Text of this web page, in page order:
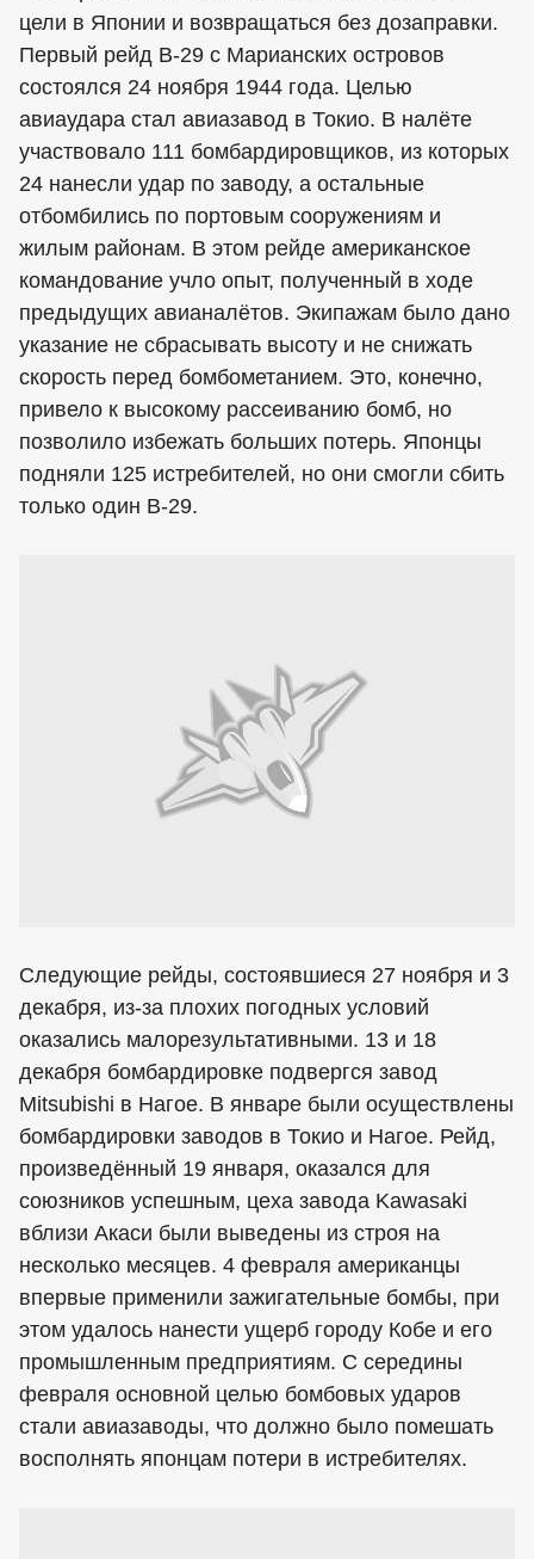
цели в Японии и возвращаться без дозаправки.
Первый рейд В-29 с Марианских островов
состоялся 24 ноября 1944 года. Целью
авиаудара стал авиазавод в Токио. В налёте
участвовало 111 бомбардировщиков, из которых
24 нанесли удар по заводу, а остальные
отбомбились по портовым сооружениям и
жилым районам. В этом рейде американское
командование учло опыт, полученный в ходе
предыдущих авианалётов. Экипажам было дано
указание не сбрасывать высоту и не снижать
скорость перед бомбометанием. Это, конечно,
привело к высокому рассеиванию бомб, но
позволило избежать больших потерь. Японцы
подняли 125 истребителей, но они смогли сбить
только один B-29.
Следующие рейды, состоявшиеся 27 ноября и 3
декабря, из-за плохих погодных условий
оказались малорезультативными. 13 и 18
декабря бомбардировке подвергся завод
Mitsubishi в Нагое. В январе были осуществлены
бомбардировки заводов в Токио и Нагое. Рейд,
произведённый 19 января, оказался для
союзников успешным, цеха завода Kawasaki
вблизи Акаси были выведены из строя на
несколько месяцев. 4 февраля американцы
впервые применили зажигательные бомбы, при
этом удалось нанести ущерб городу Кобе и его
промышленным предприятиям. С середины
февраля основной целью бомбовых ударов
стали авиазаводы, что должно было помешать
восполнять японцам потери в истребителях.